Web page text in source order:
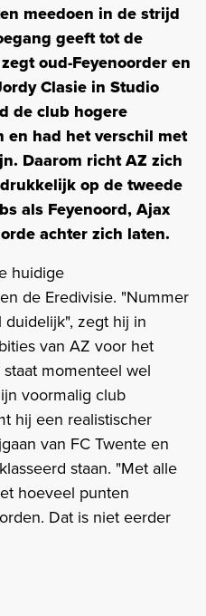
meedoen in de strijd
geeft tot de
oud-Feyenoorder en
Clasie in Studio
de club hogere
en had het verschil met
Daarom richt AZ zich
op de tweede
als Feyenoord, Ajax
achter zich laten.
huidige
de Eredivisie. "Nummer
zegt hij in
van AZ voor het
momenteel wel
voormalig club
hij een realistischer
van FC Twente en
staan. "Met alle
hoeveel punten
Dat is niet eerder